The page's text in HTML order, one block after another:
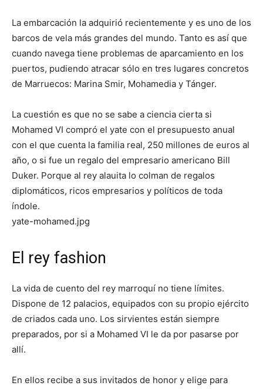
La embarcación la adquirió recientemente y es uno de los
barcos de vela más grandes del mundo. Tanto es así que
cuando navega tiene problemas de aparcamiento en los
puertos, pudiendo atracar sólo en tres lugares concretos
de Marruecos: Marina Smir, Mohamedia y Tánger.
La cuestión es que no se sabe a ciencia cierta si
Mohamed VI compró el yate con el presupuesto anual
con el que cuenta la familia real, 250 millones de euros al
año, o si fue un regalo del empresario americano Bill
Duker. Porque al rey alauita lo colman de regalos
diplomáticos, ricos empresarios y políticos de toda
índole.
yate-mohamed.jpg
El rey fashion
La vida de cuento del rey marroquí no tiene límites.
Dispone de 12 palacios, equipados con su propio ejército
de criados cada uno. Los sirvientes están siempre
preparados, por si a Mohamed VI le da por pasarse por
allí.
En ellos recibe a sus invitados de honor y elige para